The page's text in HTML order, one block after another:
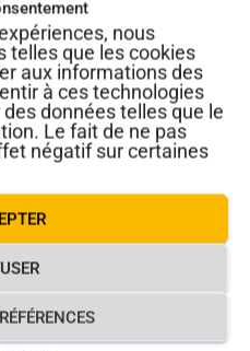
nous
telles que les cookies
aux informations des
à ces technologies
données telles que le
Le fait de ne pas
négatif sur certaines
du service
VAE
à assistance
10 minutes ?
par téléphone et
surcoût financier.
sur certaines
: